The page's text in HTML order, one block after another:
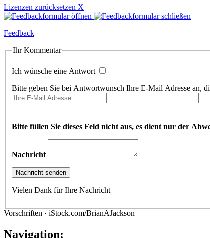
Lizenzen zurücksetzen X
Feedback
Ihr Kommentar
Ich wünsche eine Antwort
Bitte geben Sie bei Antwortwunsch Ihre E-Mail Adresse an,
Bitte füllen Sie dieses Feld nicht aus, es dient nur der
Nachricht
Vielen Dank für Ihre Nachricht
Vorschriften · iStock.com/BrianAJackson
Navigation: